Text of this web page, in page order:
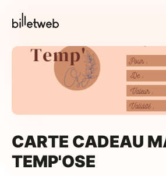
CARTE CADEAU
TEMP'OSE